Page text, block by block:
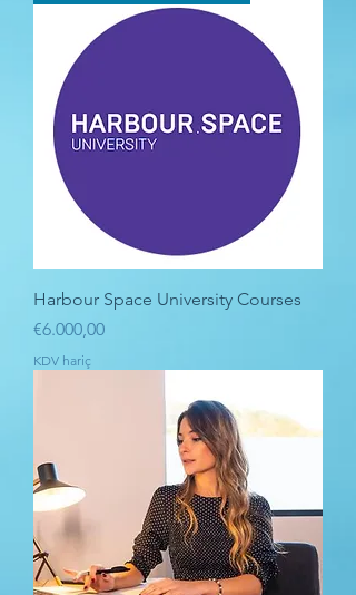
Harbour Space University Courses
Fiyat
€6.000,00
KDV hariç